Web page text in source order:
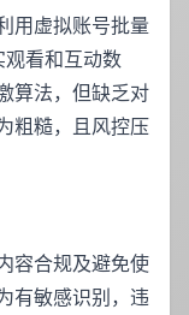
用虚拟账号批量
看和互动数
算法，但缺乏对
粗糙，且风控压
容合规及避免使
有敏感识别，违